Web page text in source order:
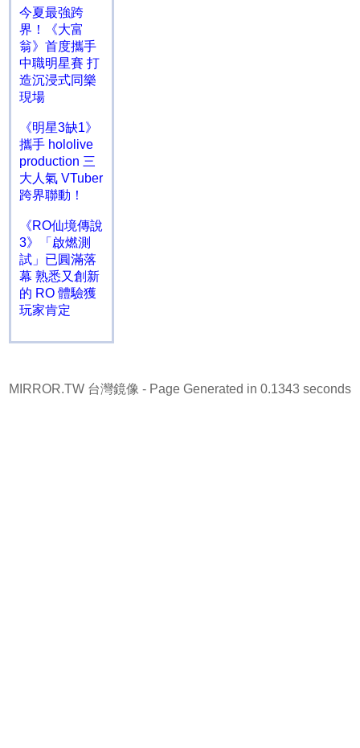
今夏最強跨
界！《大富
翁》首度攜手
中職明星賽 打
造沉浸式同樂
現場
《明星3缺1》
攜手 hololive
production 三
大人氣 VTuber
跨界聯動！
《RO仙境傳說
3》「啟燃測
試」已圓滿落
幕 熟悉又創新
的 RO 體驗獲
玩家肯定
MIRROR.TW 台灣鏡像 - Page Generated in 0.1343 seconds